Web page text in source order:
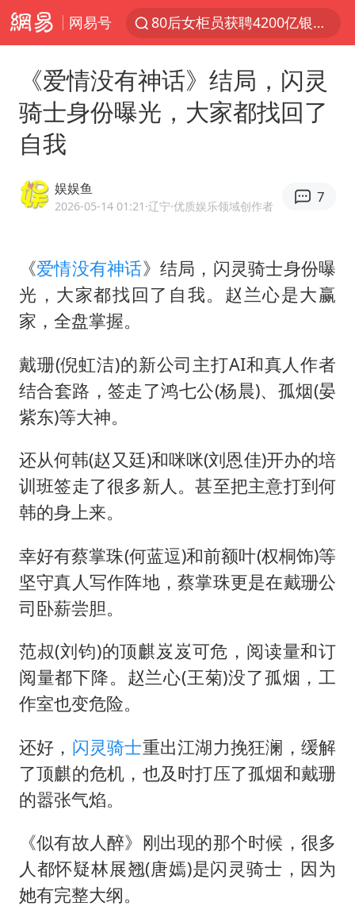
网易号
80后女柜员获聘4200亿银行副行长
金饰克价大幅跳涨
多地要求领导干部带头休假
《歌手》歌王之战帮唱嘉宾官宣
新华社权威快报|我国编制完成新版全月地质图
号召领导带头休假 是大家不想休吗
中国五箭齐发反制美国
要给全体职工“应休尽休”的底气
中国经济展现强大韧性和活力
《爱情没有神话》结局，闪灵
骑士身份曝光，大家都找回了
自我
娱娱鱼
2026-05-14 01:21 ·辽宁·优质娱乐领域创作者
7
《爱情没有神话》结局，闪灵骑士身份曝
光，大家都找回了自我。赵兰心是大赢
家，全盘掌握。
戴珊(倪虹洁)的新公司主打AI和真人作者
结合套路，签走了鸿七公(杨晨)、孤烟(晏
紫东)等大神。
还从何韩(赵又廷)和咪咪(刘恩佳)开办的培
训班签走了很多新人。甚至把主意打到何
韩的身上来。
幸好有蔡掌珠(何蓝逗)和前额叶(权桐饰)等
坚守真人写作阵地，蔡掌珠更是在戴珊公
司卧薪尝胆。
范叔(刘钧)的顶麒岌岌可危，阅读量和订
阅量都下降。赵兰心(王菊)没了孤烟，工
作室也变危险。
还好， 闪灵骑士重出江湖力挽狂澜，缓解
了顶麒的危机，也及时打压了孤烟和戴珊
的嚣张气焰。
《似有故人醉》刚出现的那个时候，很多
人都怀疑林展翘(唐嫣)是闪灵骑士，因为
她有完整大纲。